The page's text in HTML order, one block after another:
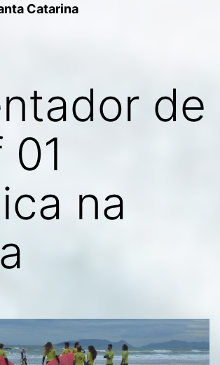
Catarina
de
na